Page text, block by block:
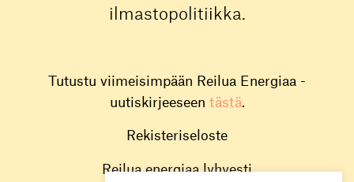
Reilua energiaa lyhyesti
ilmastopolitiikka.
Tutustu viimeisimpään Reilua Energiaa -
uutiskirjeeseen tästä.
Rekisteriseloste